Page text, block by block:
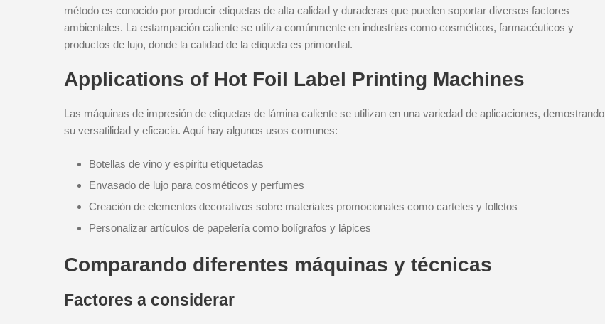
método es conocido por producir etiquetas de alta calidad y duraderas que pueden soportar diversos factores
ambientales. La estampación caliente se utiliza comúnmente en industrias como cosméticos, farmacéuticos y
productos de lujo, donde la calidad de la etiqueta es primordial.
Applications of Hot Foil Label Printing Machines
Las máquinas de impresión de etiquetas de lámina caliente se utilizan en una variedad de aplicaciones, demostrando
su versatilidad y eficacia. Aquí hay algunos usos comunes:
Botellas de vino y espíritu etiquetadas
Envasado de lujo para cosméticos y perfumes
Creación de elementos decorativos sobre materiales promocionales como carteles y folletos
Personalizar artículos de papelería como bolígrafos y lápices
Comparando diferentes máquinas y técnicas
Factores a considerar